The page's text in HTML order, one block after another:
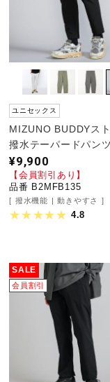
ゴルフ
スイム
バレーボ
テニス／
陸上競技
卓球
ユニセックス
MIZUNO BUDDYス
撥水テーパードパンツ
¥9,900
【会員割引あり】
品番 B2MFB135
撥水機能 動きやすさ
4.8
SALE
会員割引